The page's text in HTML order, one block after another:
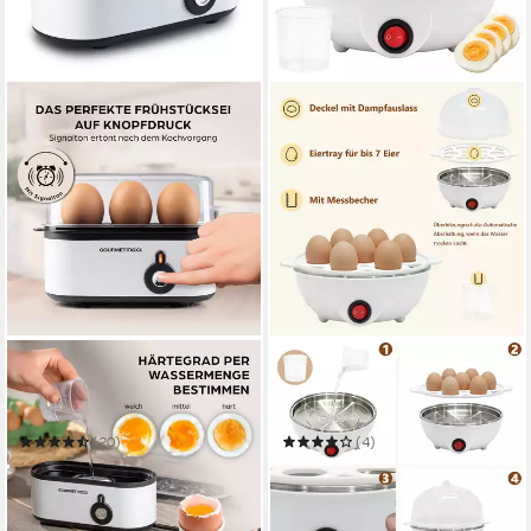
GOURMETMAXX
Eierkocher für 3 Eier 210W
weiß
(20)
17,68 € UVP49,99 €
-65%
in 2-3 Werktagen bei dir
OZAVO
Eierkocher für 1–7 Eier,
350W mit Messbecher &
Härtegrad-Einstellung
(4)
13,99 € UVP29,99 €
-53%
in 4-5 Werktagen bei dir